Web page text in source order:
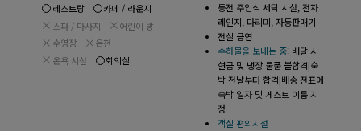
레스토랑
카페 / 라운지
스파 / 마사지
어린이 방
수영장
온천
온욕 시설
회의실
동전 주입식 세탁 시설, 전자
레인지, 다리미, 자동판매기
전실 금연
수하물을 보내는 중: 배달 시
현금 및 냉장 물품 불합격|숙
박 전날부터 합격|배송 전표에
숙박 일자 및 게스트 이름 지
정
객실 편의시설